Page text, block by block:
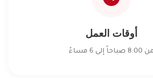
أوقات العمل
من 8:00 صباحاً إلى 6 مساءً